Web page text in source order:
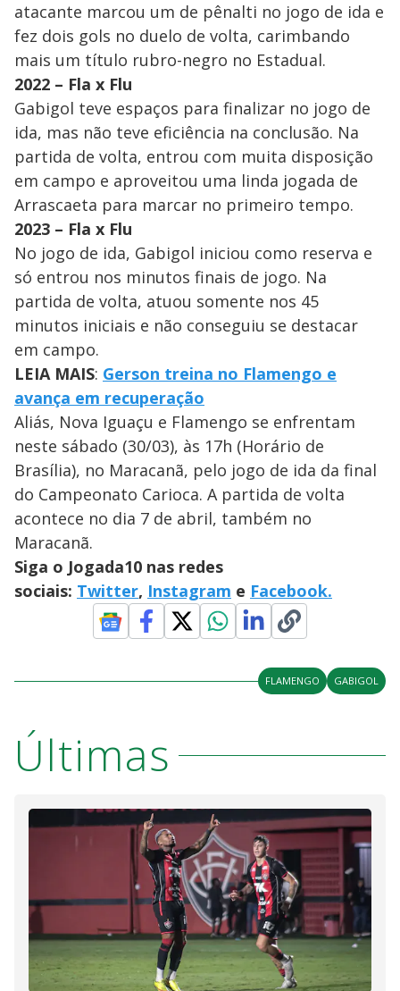
atacante marcou um de pênalti no jogo de ida e
fez dois gols no duelo de volta, carimbando
mais um título rubro-negro no Estadual.
2022 – Fla x Flu
Gabigol teve espaços para finalizar no jogo de
ida, mas não teve eficiência na conclusão. Na
partida de volta, entrou com muita disposição
em campo e aproveitou uma linda jogada de
Arrascaeta para marcar no primeiro tempo.
2023 – Fla x Flu
No jogo de ida, Gabigol iniciou como reserva e
só entrou nos minutos finais de jogo. Na
partida de volta, atuou somente nos 45
minutos iniciais e não conseguiu se destacar
em campo.
LEIA MAIS: Gerson treina no Flamengo e
avança em recuperação
Aliás, Nova Iguaçu e Flamengo se enfrentam
neste sábado (30/03), às 17h (Horário de
Brasília), no Maracanã, pelo jogo de ida da final
do Campeonato Carioca. A partida de volta
acontece no dia 7 de abril, também no
Maracanã.
Siga o Jogada10 nas redes
sociais: Twitter, Instagram e Facebook.
FLAMENGO GABIGOL
Últimas